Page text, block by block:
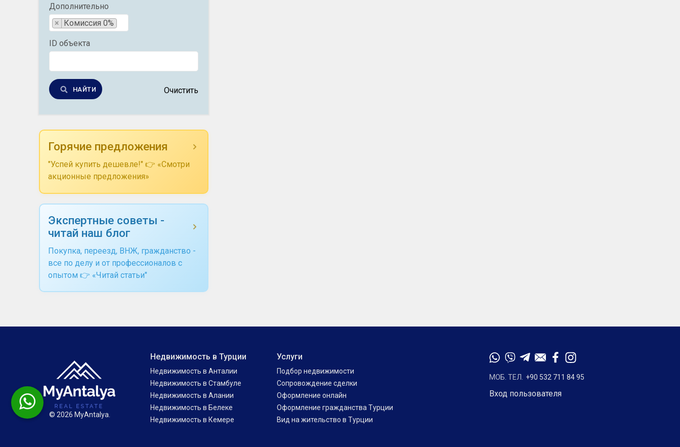
Дополнительно
× Комиссия 0%
ID объекта
НАЙТИ Очистить
Горячие предложения
"Успей купить дешевле!" 👉 «Смотри
акционные предложения»
Экспертные советы -
читай наш блог
Покупка, переезд, ВНЖ, гражданство -
все по делу и от профессионалов с
опытом 👉 «Читай статьи"
© 2026 MyAntalya.
Недвижимость в Турции
Недвижимость в Анталии
Недвижимость в Стамбуле
Недвижимость в Алании
Недвижимость в Белеке
Недвижимость в Кемере
Услуги
Подбор недвижимости
Сопровождение сделки
Оформление онлайн
Оформление гражданства Турции
Вид на жительство в Турции
МОБ. ТЕЛ. +90 532 711 84 95
Вход пользователя